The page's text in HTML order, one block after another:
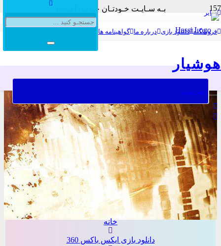
سایر
فروشگاه دانلود بازی درباره ما گواهینامه ها
هوشیار
فهرست
بـه سـایـت خـودتـان خـوش آمــدید
بـه سـایـت خـودتـان خـوش آمــدید
بـه سـایـت هـوشـیـار خـوش آمــدید
بـه سـایـت هـوشـیـار خـوش آمــدید
خانه
دانلود بازی ایکس باکس 360